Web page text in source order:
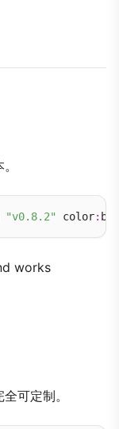
"v0.8.2" color:
works
可定制。